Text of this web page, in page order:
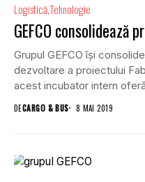
LogisticăTehnologie
GEFCO consolidează
Grupul GEFCO își
dezvoltare a proiectului
acest incubator intern
DECARGO & BUS 8 MAI 2019